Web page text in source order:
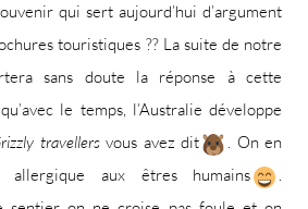
qui sert aujourd’hui d’argument
touristiques ?? La suite de notre
sans doute la réponse à cette
le temps, l’Australie développe
travellersvous avez dit
. On en
allergique aux êtres humains
.